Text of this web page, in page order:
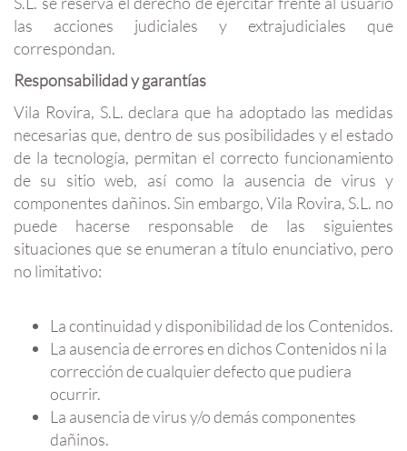
las acciones judiciales y extrajudiciales que
correspondan.
Responsabilidad y garantías
Vila Rovira, S.L. declara que ha adoptado las medidas
necesarias que, dentro de sus posibilidades y el estado
de la tecnología, permitan el correcto funcionamiento
de su sitio web, así como la ausencia de virus y
componentes dañinos. Sin embargo, Vila Rovira, S.L. no
puede hacerse responsable de las siguientes
situaciones que se enumeran a título enunciativo, pero
no limitativo:
La continuidad y disponibilidad de los Contenidos.
La ausencia de errores en dichos Contenidos ni la
corrección de cualquier defecto que pudiera
ocurrir.
La ausencia de virus y/o demás componentes
dañinos.